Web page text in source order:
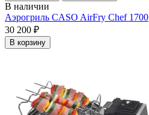
В наличии
Аэрогриль CASO AirFry Chef 1700
30 200 ₽
В корзину